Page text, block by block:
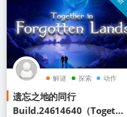
解谜 探索 动作
遗忘之地的同行
Build.24614640（Togeth